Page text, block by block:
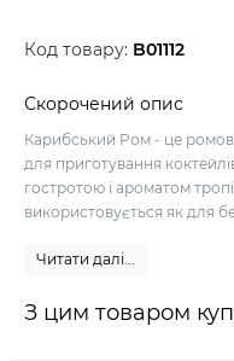
Код товару: B01112
Скорочений опис
Карибський Ром - це
для приготування
гостротою і ароматом
використовується як для
Читати далі...
З цим товаром